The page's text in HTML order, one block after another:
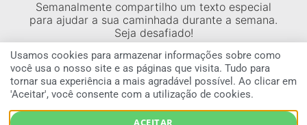
Semanalmente compartilho um texto especial
para ajudar a sua caminhada durante a semana.
Seja desafiado!
CLIQUE AQUI
COPYRIGHT © 2026 MAX LUCADO BRAZIL — TODOS OS DIREITOS RESERVADOS
Usamos cookies para armazenar informações sobre como
você usa o nosso site e as páginas que visita. Tudo para
tornar sua experiência a mais agradável possível. Ao clicar em
'Aceitar', você consente com a utilização de cookies.
ACEITAR